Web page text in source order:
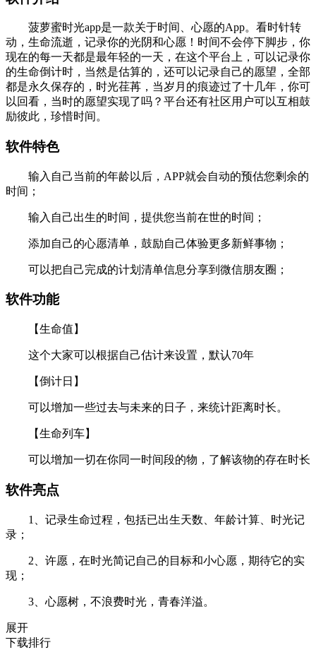
软件介绍
菠萝蜜时光app是一款关于时间、心愿的App。看时针转
动，生命流逝，记录你的光阴和心愿！时间不会停下脚步，你
现在的每一天都是最年轻的一天，在这个平台上，可以记录你
的生命倒计时，当然是估算的，还可以记录自己的愿望，全部
都是永久保存的，时光荏苒，当岁月的痕迹过了十几年，你可
以回看，当时的愿望实现了吗？平台还有社区用户可以互相鼓
励彼此，珍惜时间。
软件特色
输入自己当前的年龄以后，APP就会自动的预估您剩余的
时间；
输入自己出生的时间，提供您当前在世的时间；
添加自己的心愿清单，鼓励自己体验更多新鲜事物；
可以把自己完成的计划清单信息分享到微信朋友圈；
软件功能
【生命值】
这个大家可以根据自己估计来设置，默认70年
【倒计日】
可以增加一些过去与未来的日子，来统计距离时长。
【生命列车】
可以增加一切在你同一时间段的物，了解该物的存在时长
软件亮点
1、记录生命过程，包括已出生天数、年龄计算、时光记
录；
2、许愿，在时光简记自己的目标和小心愿，期待它的实
现；
3、心愿树，不浪费时光，青春洋溢。
展开
下载排行